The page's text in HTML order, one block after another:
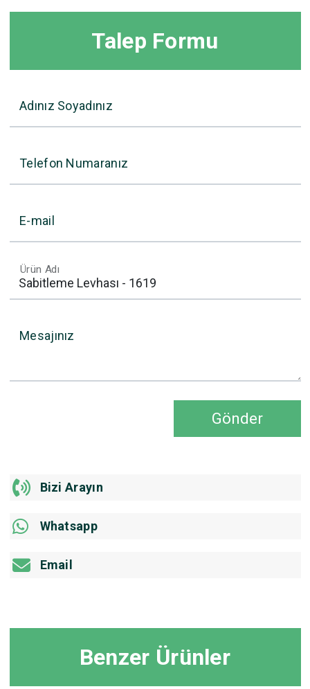
Talep Formu
Adınız Soyadınız
Telefon Numaranız
E-mail
Ürün Adı
Mesajınız
Gönder
Bizi Arayın
Whatsapp
Email
Benzer Ürünler